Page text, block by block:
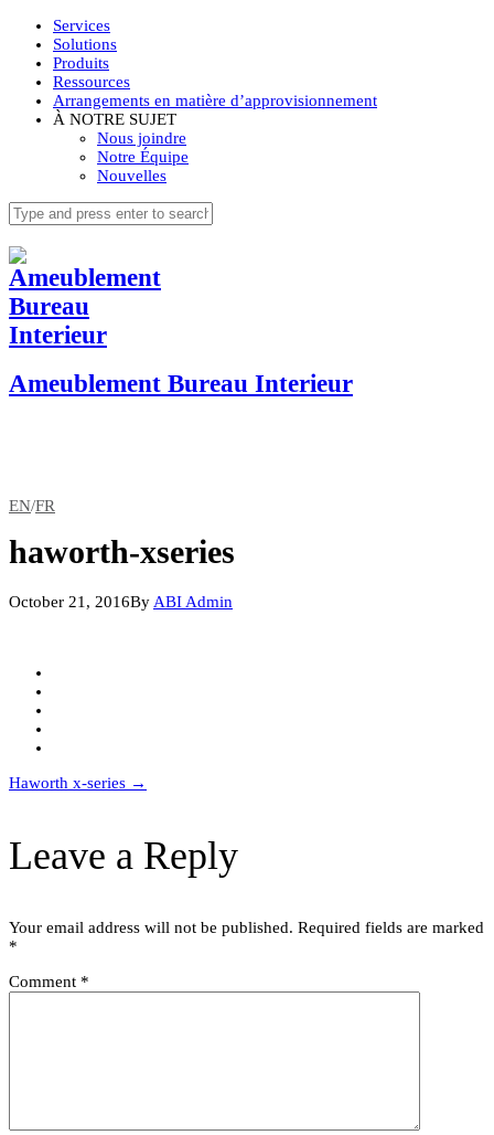
Services
Solutions
Produits
Ressources
Arrangements en matière d’approvisionnement
À NOTRE SUJET
Nous joindre
Notre Équipe
Nouvelles
Ameublement Bureau Interieur
EN/FR
haworth-xseries
October 21, 2016By ABI Admin
Post
Haworth x-series →
Leave a Reply
Your email address will not be published. Required fields are marked
*
Comment *